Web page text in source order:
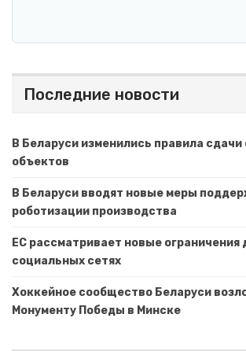
Последние новости
В Беларуси изменились правила
объектов
В Беларуси вводят новые меры
роботизации производства
ЕС рассматривает новые ограничения
социальных сетях
Хоккейное сообщество Беларуси
Монументу Победы в Минске